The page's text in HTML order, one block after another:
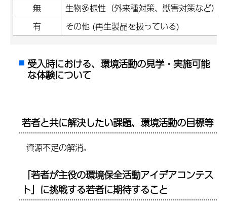
無
生物多様性（外来種対策、獣害対策など）
有
その他 (再生製品を扱っている)
受入時における、環境活動の見学・実施可能
な体験について
若者と共に解決したい課題、環境活動の目標等
資源不足の解消。
「若者が主役の環境保全活動アイデアコンテス
ト」に挑戦する若者に期待すること